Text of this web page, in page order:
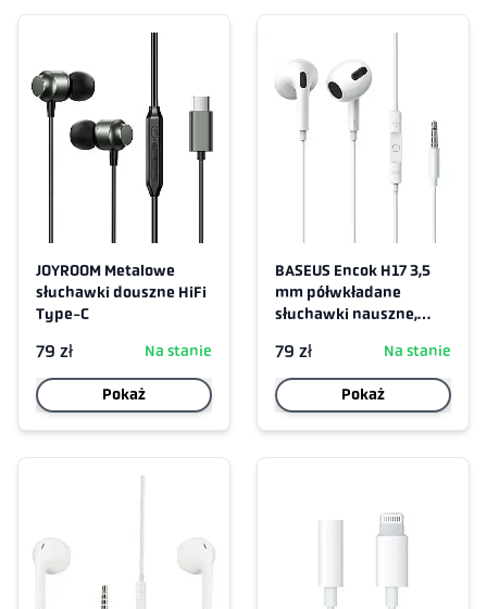
JOYROOM Metalowe
słuchawki douszne HiFi
Type-C
79 zł Na stanie
Pokaż
BASEUS Encok H17 3,5
mm półwkładane
słuchawki nauszne,
79 zł Na stanie
Pokaż